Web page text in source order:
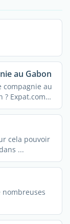
au Gabon
compagnie au
? Expat.com
cela pouvoir
...
nombreuses